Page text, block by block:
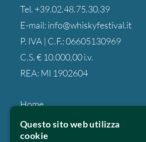
Tel. +39.02.48.75.30.39
E-mail: info@whiskyfestival.it
P. IVA | C.F.: 06605130969
C.S. € 10.000,00 i.v.
REA: MI 1902604
Home
Chi siamo
Fotogallery
Questo sito web utilizza
cookie